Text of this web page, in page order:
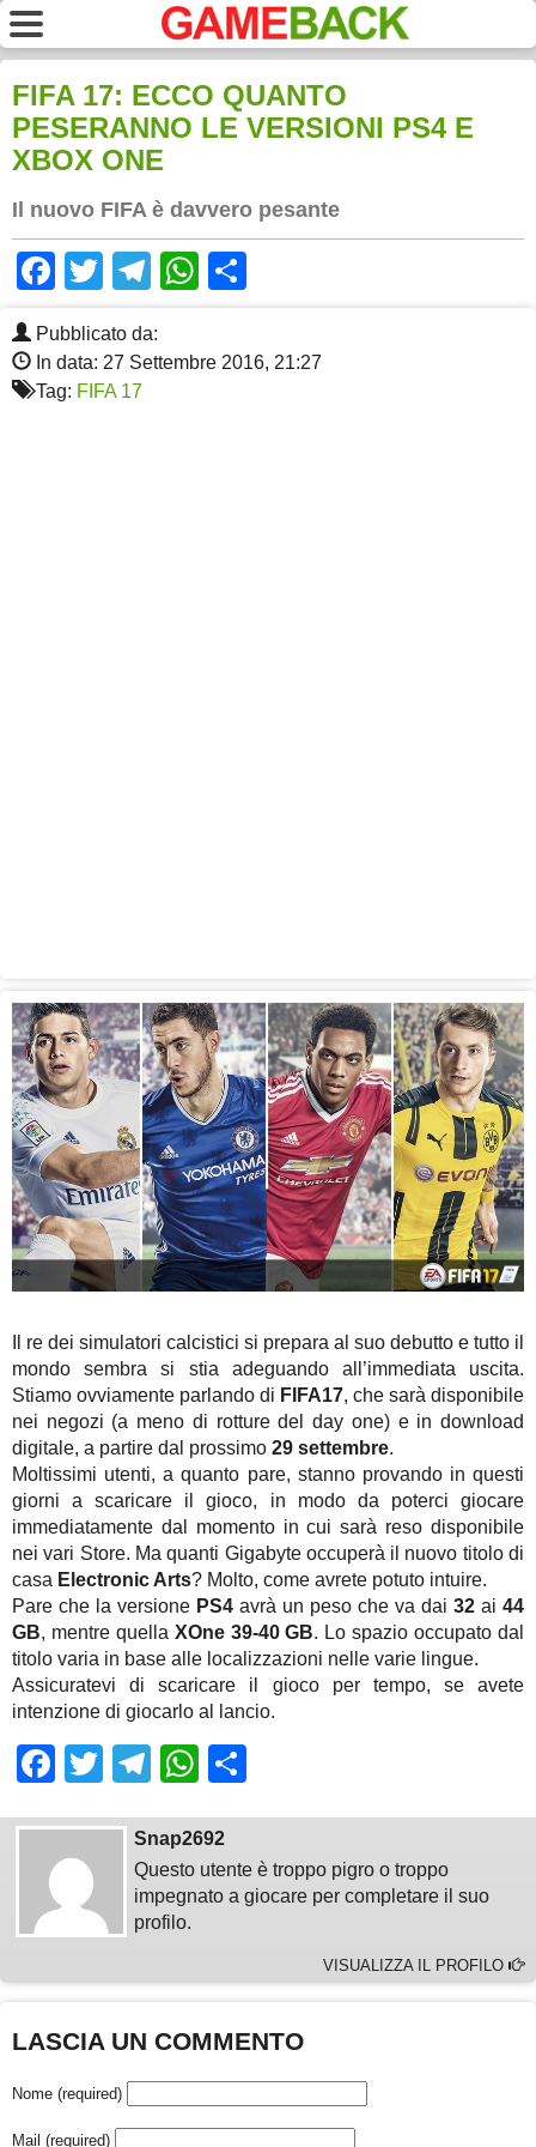
FIFA 17: ECCO QUANTO
PESERANNO LE VERSIONI PS4 E
XBOX ONE
Il nuovo FIFA è davvero pesante
Facebook
TwitterTelegram
WhatsApp
Pubblicato da:
In data: 27 Settembre 2016, 21:27
Tag: FIFA 17
Il re dei simulatori calcistici si prepara al suo debutto e tutto il
mondo sembra si stia adeguando all’immediata uscita.
Stiamo ovviamente parlando di FIFA17, che sarà disponibile
nei negozi (a meno di rotture del day one) e in download
digitale, a partire dal prossimo 29 settembre.
Moltissimi utenti, a quanto pare, stanno provando in questi
giorni a scaricare il gioco, in modo da poterci giocare
immediatamente dal momento in cui sarà reso disponibile
nei vari Store. Ma quanti Gigabyte occuperà il nuovo titolo di
casa Electronic Arts? Molto, come avrete potuto intuire.
Pare che la versione PS4 avrà un peso che va dai 32 ai 44
GB, mentre quella XOne 39-40 GB. Lo spazio occupato dal
titolo varia in base alle localizzazioni nelle varie lingue.
Assicuratevi di scaricare il gioco per tempo, se avete
intenzione di giocarlo al lancio.
Facebook
TwitterTelegram
WhatsApp
Snap2692
Questo utente è troppo pigro o troppo
impegnato a giocare per completare il suo
profilo.
VISUALIZZA IL PROFILO
LASCIA UN COMMENTO
Nome (required)
Mail (required)